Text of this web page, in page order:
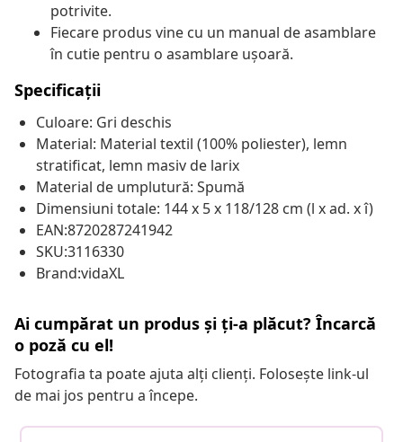
potrivite.
Fiecare produs vine cu un manual de asamblare
în cutie pentru o asamblare ușoară.
Specificații
Culoare: Gri deschis
Material: Material textil (100% poliester), lemn
stratificat, lemn masiv de larix
Material de umplutură: Spumă
Dimensiuni totale: 144 x 5 x 118/128 cm (l x ad. x î)
EAN:8720287241942
SKU:3116330
Brand:vidaXL
Ai cumpărat un produs și ți-a plăcut? Încarcă
o poză cu el!
Fotografia ta poate ajuta alți clienți. Folosește link-ul
de mai jos pentru a începe.